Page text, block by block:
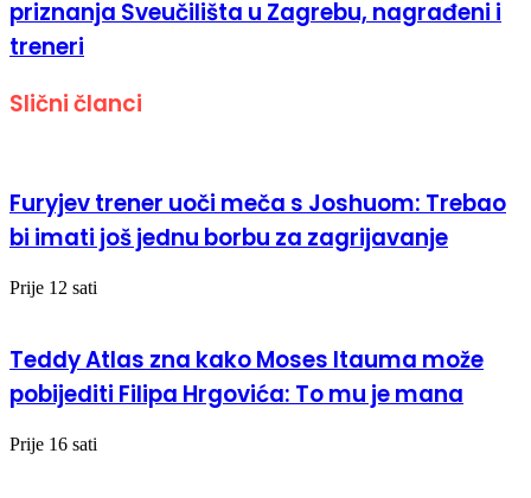
priznanja Sveučilišta u Zagrebu, nagrađeni i
treneri
Slični članci
Furyjev trener uoči meča s Joshuom: Trebao
bi imati još jednu borbu za zagrijavanje
Prije 12 sati
Teddy Atlas zna kako Moses Itauma može
pobijediti Filipa Hrgovića: To mu je mana
Prije 16 sati